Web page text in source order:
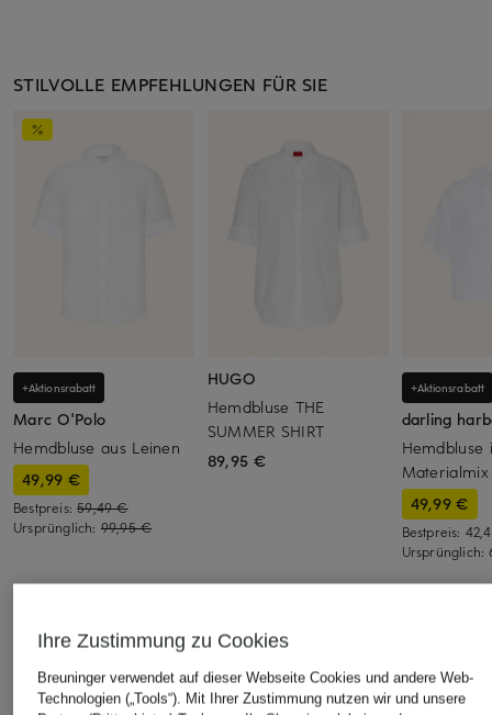
STILVOLLE EMPFEHLUNGEN FÜR SIE
+Aktionsrabatt
Marc O'Polo
Hemdbluse aus Leinen
49,99 €
Bestpreis:59,49 €
Ursprünglich: 99,95 €
HUGO
Hemdbluse THE
SUMMER SHIRT
89,95 €
+Aktionsrabatt
darling
Hemdbluse
49,99 €
Bestpreis:
Ursprünglich:
Ihre Zustimmung zu Cookies
Breuninger verwendet auf dieser Webseite Cookies und andere Web-
Technologien („Tools“). Mit Ihrer Zustimmung nutzen wir und unsere